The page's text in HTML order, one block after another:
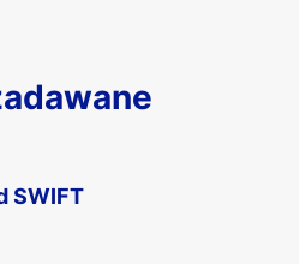
SWIFT